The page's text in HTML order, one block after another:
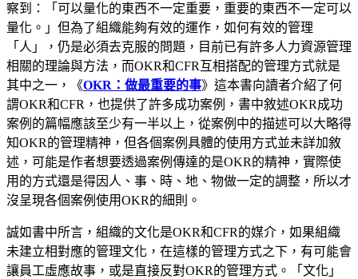
察到：「可以量化的東西不一定重要，重要的東西不一定可以
量化。」但為了組織能夠有效的運作，如何有效的管理
「人」，仍是必須去克服的問題，目前已有許多人力資源管理
相關的理論與方法，而OKR和CFR互相搭配的管理方式就是
其中之一，《OKR：做最重要的事》這本書向讀者介紹了何
謂OKR和CFR，也提供了許多成功案例，書中敘述OKR成功
案例的篇幅應該至少有一半以上，從案例中的描述可以大略得
知OKR的管理精神，但各個案例具體的使用方式並未詳加敘
述，可能是作者想要透過案例傳達的是OKR的精神，實際使
用的方式還是得因人、事、時、地、物做一定的調整，所以才
沒呈現各個案例使用OKR的細則。
誠如書中所言，組織的文化是OKR和CFR的媒介，如果組織
未建立相對應的管理文化，在這樣的管理方式之下，有可能會
讓員工虛應故事，或是直接反對OKR的管理方式。「文化」